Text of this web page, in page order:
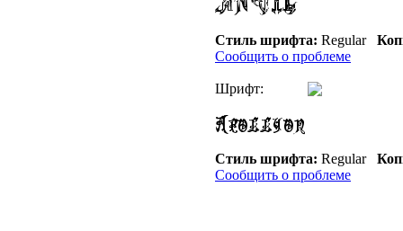
Стиль шрифта: Regular
Сообщить о проблеме
Шрифт:
Стиль шрифта: Regular
Сообщить о проблеме